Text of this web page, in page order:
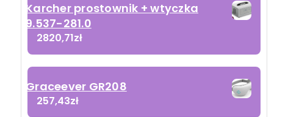
Karcher prostownik + wtyczka
9.537-281.0
2820,71zł
Graceever GR208
257,43zł